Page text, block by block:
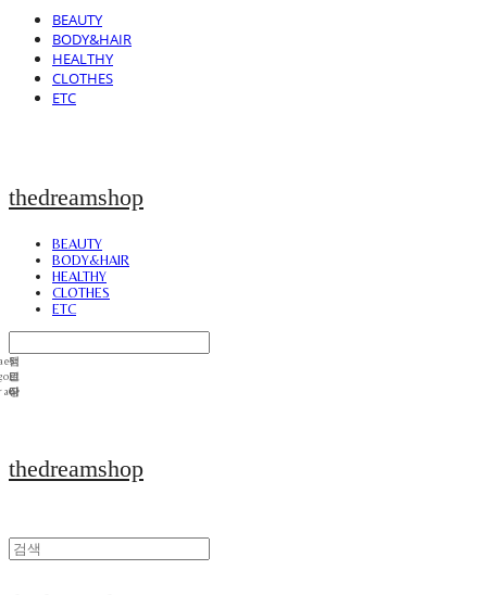
BEAUTY
BODY&HAIR
HEALTHY
CLOTHES
ETC
thedreamshop
BEAUTY
BODY&HAIR
HEALTHY
CLOTHES
ETC
thedreamshop